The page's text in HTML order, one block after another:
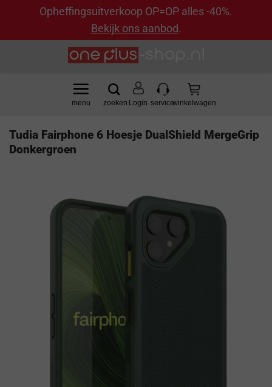
Opheffingsuitverkoop OP=OP alles -40%.
Bekijk ons aanbod.
Login
Tudia Fairphone 6 Hoesje DualShield MergeGrip
Donkergroen